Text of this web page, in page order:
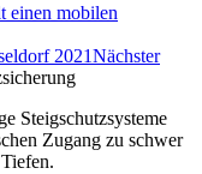
einen mobilen
2021Nächster
Steigschutzsysteme
Zugang zu schwer